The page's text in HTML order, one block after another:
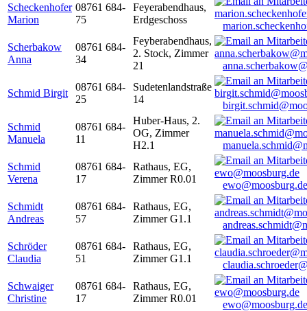
Scheckenhofer
Marion
08761 684-
75
Feyerabendhaus,
Erdgeschoss
Scherbakow
Anna
08761 684-
34
Feyberabendhaus,
2. Stock, Zimmer
21
Schmid Birgit
08761 684-
25
Sudetenlandstraße
14
Schmid
Manuela
08761 684-
11
Huber-Haus, 2.
OG, Zimmer
H2.1
Schmid
Verena
08761 684-
17
Rathaus, EG,
Zimmer R0.01
ewo@moosburg.de
Schmidt
Andreas
08761 684-
57
Rathaus, EG,
Zimmer G1.1
Schröder
Claudia
08761 684-
51
Rathaus, EG,
Zimmer G1.1
Schwaiger
Christine
08761 684-
17
Rathaus, EG,
Zimmer R0.01
ewo@moosburg.de